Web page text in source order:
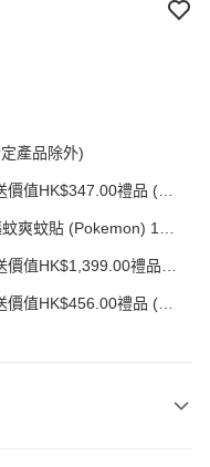
產品除外)
值HK$347.00禮品 (贈
爽蚊貼 (Pokemon) 1盒
價值HK$1,399.00禮品
值HK$456.00禮品 (贈